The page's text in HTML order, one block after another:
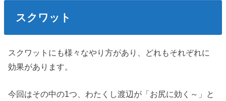
スクワット
スクワットにも様々なやり方があり、どれもそれぞれに
効果があります。
今回はその中の1つ、わたくし渡辺が「お尻に効く～」と